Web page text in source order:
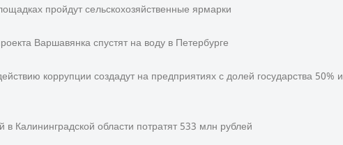
пройдут сельскохозяйственные ярмарки
Варшавянка спустят на воду в Петербурге
коррупции создадут на предприятиях с долей государства 50% и
в Калининградской области потратят 533 млн рублей